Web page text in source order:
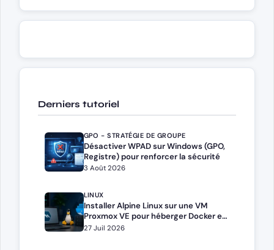
Derniers tutoriel
GPO - STRATÉGIE DE GROUPE
Désactiver WPAD sur Windows (GPO,
Registre) pour renforcer la sécurité
3 Août 2026
LINUX
Installer Alpine Linux sur une VM
Proxmox VE pour héberger Docker et
Docker Compose
27 Juil 2026